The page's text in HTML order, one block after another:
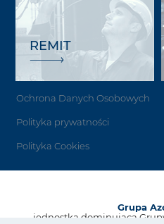
REMIT
Ochrona Danych Osobowych
Polityka prywatności
Polityka Cookies
Grupa
jednostka dominująca